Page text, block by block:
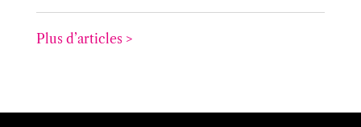
Plus d’articles >